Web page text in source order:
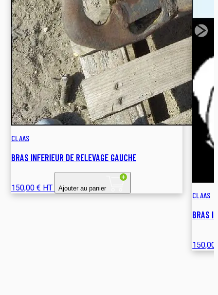
CLAAS
BRAS INFERIEUR DE RELEVAGE GAUCHE
150,00 € HT Ajouter au panier
CLAAS
BRAS